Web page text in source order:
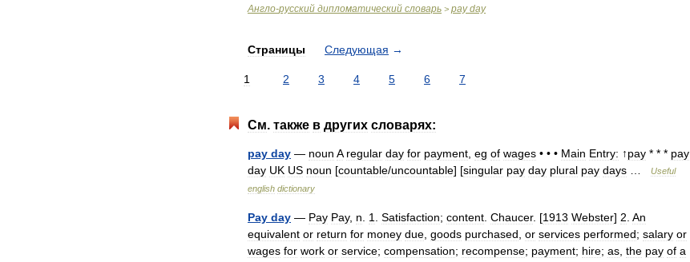
Англо-русский дипломатический словарь > pay day
Страницы Следующая →
1 2 3 4 5 6 7
См. также в других словарях:
pay day — noun A regular day for payment eg of wages • • • Main Entry: ↑pay * * * pay
day UK US noun [countable/uncountable] [singular pay day plural pay days
Useful
english dictionary
Pay day — Pay Pay, n 1 Satisfaction; content Chaucer. [1913 Webster] 2 An
equivalent or return for money due goods purchased or services performed; salary or
wages for work or service; compensation; recompense; payment; hire; as the pay of a